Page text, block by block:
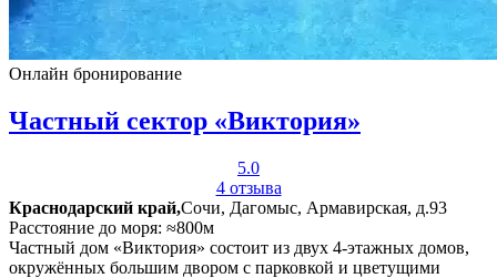
Онлайн бронирование
Частный сектор «Виктория»
5.0
4 отзыва
Краснодарский край,Сочи, Дагомыс, Армавирская, д.93
Расстояние до моря: ≈800м
Частный дом «Виктория» состоит из двух 4-этажных домов,
окружённых большим двором с парковкой и цветущими